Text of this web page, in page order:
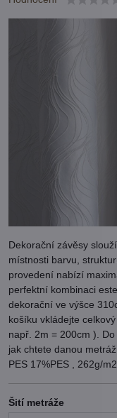
Dekorační závěsy
místnosti barvu,
provedení nabízí
perfektní kombinaci
dekorační ve výšce
košíku vkládejte
např. 2m = 200cm ).
jak chtete danou
PES 17%PES , 262g/
Šití metráže